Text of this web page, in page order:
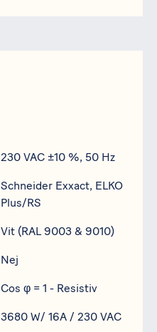
230 VAC ±10 %, 50 Hz
Schneider Exxact, ELKO
Plus/RS
Vit (RAL 9003 & 9010)
Nej
Cos φ = 1 - Resistiv
3680 W/ 16A / 230 VAC